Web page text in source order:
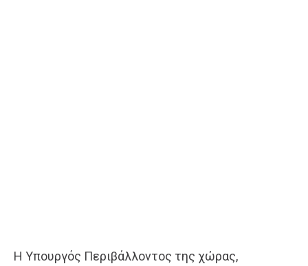
Η Υπουργός Περιβάλλοντος της χώρας,